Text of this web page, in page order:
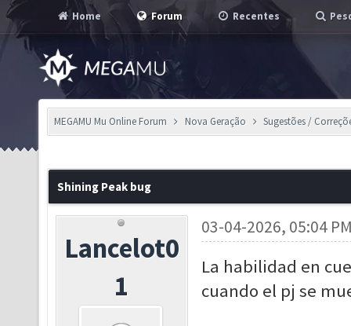
Home Forum Recentes
MEGAMU Mu Online Forum Nova Geração Sugestões /
Shining Peak bug
Lancelot0
1
03-04-2026, 05:04
La habilidad en
cuando el pj se